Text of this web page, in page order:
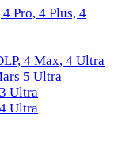
Pro, 4 Plus, 4
4 Max, 4 Ultra
5 Ultra
Ultra
Ultra